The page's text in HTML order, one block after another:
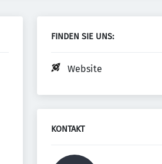
FINDEN SIE UNS:
Website
KONTAKT